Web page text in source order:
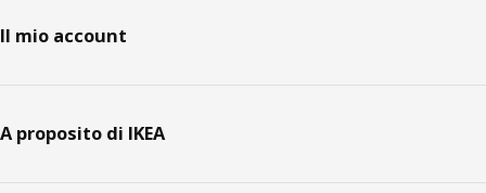
Il mio account
A proposito di IKEA